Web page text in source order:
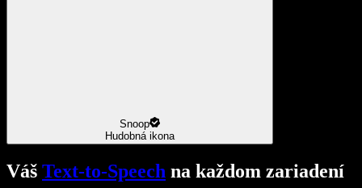
Snoop
Hudobná ikona
Váš Text-to-Speech na každom zariadení